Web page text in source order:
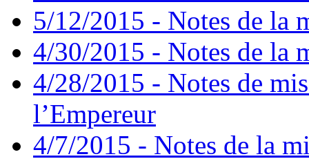
5/12/2015 - Notes de la
4/30/2015 - Notes de la
4/28/2015 - Notes de
l’Empereur
4/7/2015 - Notes de la